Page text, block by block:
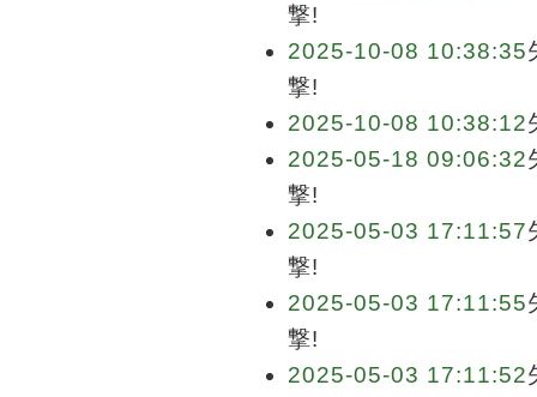
撃!
2025-10-08 10:38:35
撃!
2025-10-08 10:38:12
2025-05-18 09:06:32
撃!
2025-05-03 17:11:57
撃!
2025-05-03 17:11:55
撃!
2025-05-03 17:11:52